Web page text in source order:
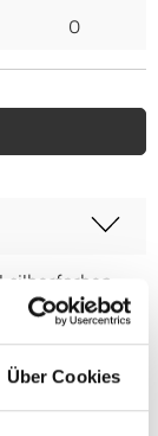
Über Cookies
0
silberfarben